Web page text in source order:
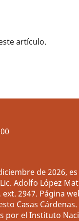
artículo.
de 2026,
Adolfo López
2947. Página
Casas
por el Instituto